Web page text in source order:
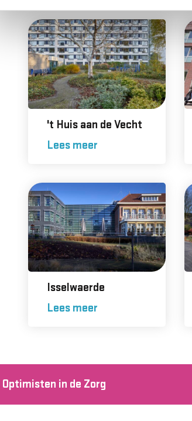
't Huis aan de Vecht
Lees meer
Isselwaerde
Lees meer
Optimisten in de Zorg